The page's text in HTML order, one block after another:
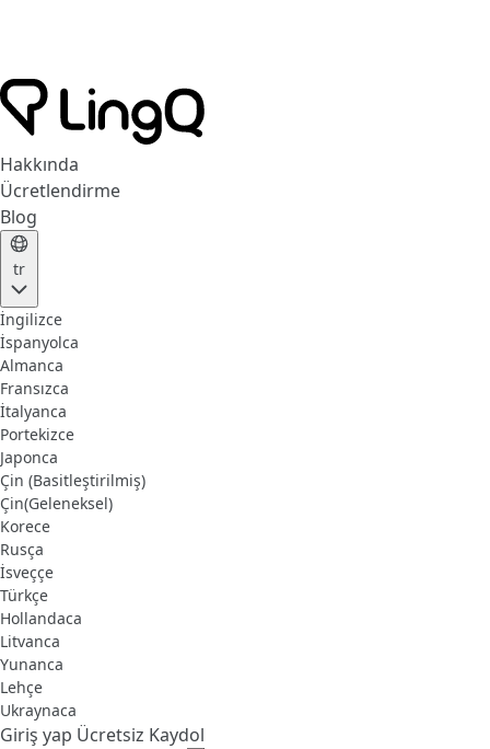
Hakkında
Ücretlendirme
Blog
tr
İngilizce
İspanyolca
Almanca
Fransızca
İtalyanca
Portekizce
Japonca
Çin (Basitleştirilmiş)
Çin(Geleneksel)
Korece
Rusça
İsveççe
Türkçe
Hollandaca
Litvanca
Yunanca
Lehçe
Ukraynaca
Giriş yap Ücretsiz Kaydol